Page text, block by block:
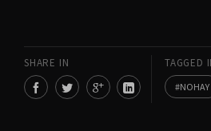
SHARE IN TAGGED
NOHAY